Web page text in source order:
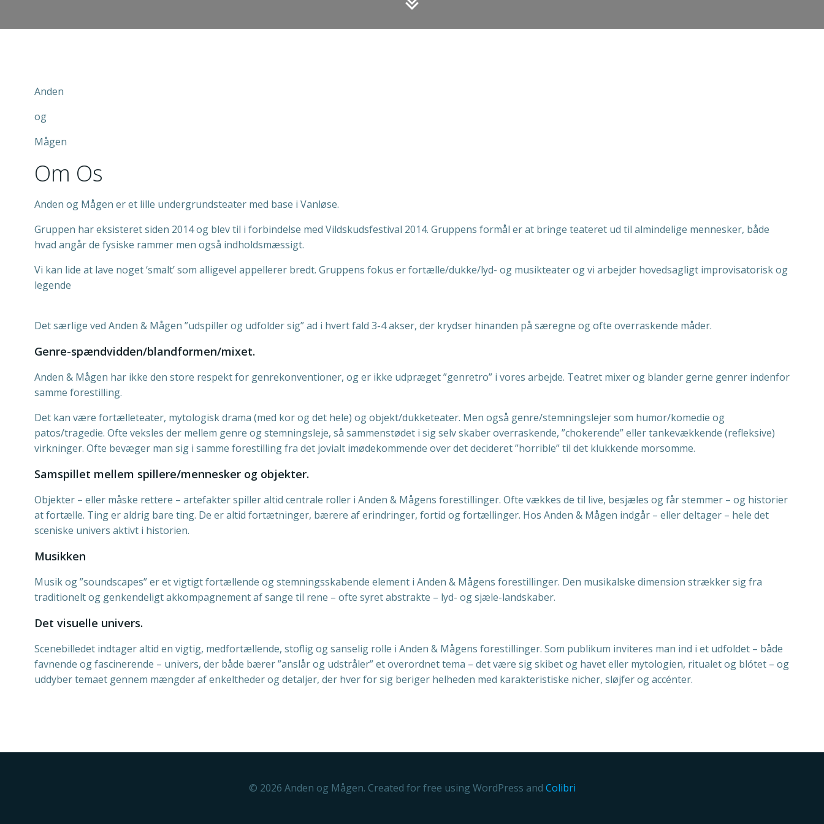
Anden
og
Mågen
Om Os
Anden og Mågen er et lille undergrundsteater med base i Vanløse.
Gruppen har eksisteret siden 2014 og blev til i forbindelse med Vildskudsfestival 2014. Gruppens formål er at bringe teateret ud til almindelige mennesker, både
hvad angår de fysiske rammer men også indholdsmæssigt.
Vi kan lide at lave noget ‘smalt’ som alligevel appellerer bredt. Gruppens fokus er fortælle/dukke/lyd- og musikteater og vi arbejder hovedsagligt improvisatorisk og
legende
Det særlige ved Anden & Mågen ”udspiller og udfolder sig” ad i hvert fald 3-4 akser, der krydser hinanden på særegne og ofte overraskende måder.
Genre-spændvidden/blandformen/mixet.
Anden & Mågen har ikke den store respekt for genrekonventioner, og er ikke udpræget ”genretro” i vores arbejde. Teatret mixer og blander gerne genrer indenfor
samme forestilling.
Det kan være fortælleteater, mytologisk drama (med kor og det hele) og objekt/dukketeater. Men også genre/stemningslejer som humor/komedie og
patos/tragedie. Ofte veksles der mellem genre og stemningsleje, så sammenstødet i sig selv skaber overraskende, ”chokerende” eller tankevækkende (refleksive)
virkninger. Ofte bevæger man sig i samme forestilling fra det jovialt imødekommende over det decideret ”horrible” til det klukkende morsomme.
Samspillet mellem spillere/mennesker og objekter.
Objekter – eller måske rettere – artefakter spiller altid centrale roller i Anden & Mågens forestillinger. Ofte vækkes de til live, besjæles og får stemmer – og historier
at fortælle. Ting er aldrig bare ting. De er altid fortætninger, bærere af erindringer, fortid og fortællinger. Hos Anden & Mågen indgår – eller deltager – hele det
sceniske univers aktivt i historien.
Musikken
Musik og ”soundscapes” er et vigtigt fortællende og stemningsskabende element i Anden & Mågens forestillinger. Den musikalske dimension strækker sig fra
traditionelt og genkendeligt akkompagnement af sange til rene – ofte syret abstrakte – lyd- og sjæle-landskaber.
Det visuelle univers.
Scenebilledet indtager altid en vigtig, medfortællende, stoflig og sanselig rolle i Anden & Mågens forestillinger. Som publikum inviteres man ind i et udfoldet – både
favnende og fascinerende – univers, der både bærer ”anslår og udstråler” et overordnet tema – det være sig skibet og havet eller mytologien, ritualet og blótet – og
uddyber temaet gennem mængder af enkeltheder og detaljer, der hver for sig beriger helheden med karakteristiske nicher, sløjfer og accénter.
© 2026 Anden og Mågen. Created for free using WordPress and Colibri